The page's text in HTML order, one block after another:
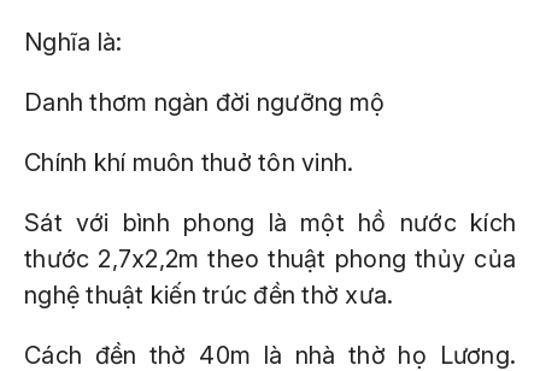
Nghĩa là:
Danh thơm ngàn đời ngưỡng mộ
Chính khí muôn thuở tôn vinh.
Sát với bình phong là một hồ nước kích
thước 2,7x2,2m theo thuật phong thủy của
nghệ thuật kiến trúc đền thờ xưa.
Cách đền thờ 40m là nhà thờ họ Lương.